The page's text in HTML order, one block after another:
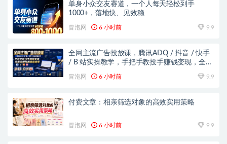
单身小众交友赛道，一个人每天轻松到手
1000+，落地快、见效稳
冒泡网 6 小时前 9.9
全网主流广告投放课，腾讯ADQ / 抖音 / 快手
/ B 站实操教学，手把手教投手赚钱变现，全套
冒泡网 6 小时前 9.9
付费文章：相亲筛选对象的高效实用策略
冒泡网 6 小时前 9.9